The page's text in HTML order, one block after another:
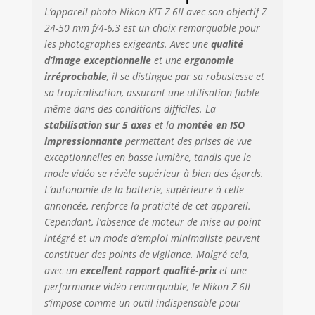
autres. Vous
bénéficiez de
performances AF
aussi efficaces en
photographie et en
vidéo. DES
SÉQUENCES VIDÉO
DIGNES DU
CINÉMA. Obtenez
un maximum de
détails en 4K/30p
UNE
CONSTRUCTION
ROBUSTE. Avec son
boîtier en alliage
de magnésium
ultra-résistant et
léger, cet appareil
photo se
transporte
facilement et peut
L’appareil photo Nikon KIT Z 6II avec son objectif Z
24-50 mm f/4-6,3 est un choix remarquable pour
les photographes exigeants. Avec une qualité
d’image exceptionnelleet une ergonomie
irréprochable, il se distingue par sa robustesse et
sa tropicalisation, assurant une utilisation fiable
même dans des conditions difficiles. La
stabilisation sur 5 axes et la montée en ISO
impressionnantepermettent des prises de vue
exceptionnelles en basse lumière, tandis que le
mode vidéo se révèle supérieur à bien des égards.
L’autonomie de la batterie, supérieure à celle
annoncée, renforce la praticité de cet appareil.
Cependant, l’absence de moteur de mise au point
intégré et un mode d’emploi minimaliste peuvent
constituer des points de vigilance. Malgré cela,
avec un excellent rapport qualité-prixet une
performance vidéo remarquable, le Nikon Z 6II
s’impose comme un outil indispensable pour